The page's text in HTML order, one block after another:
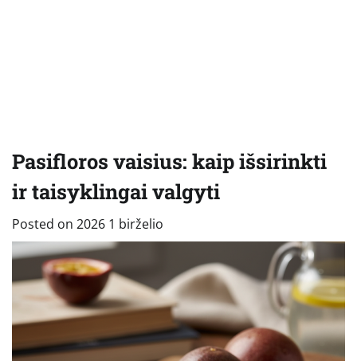
Pasifloros vaisius: kaip išsirinkti
ir taisyklingai valgyti
Posted on 2026 1 birželio